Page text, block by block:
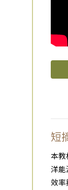
短
本教
洋
效